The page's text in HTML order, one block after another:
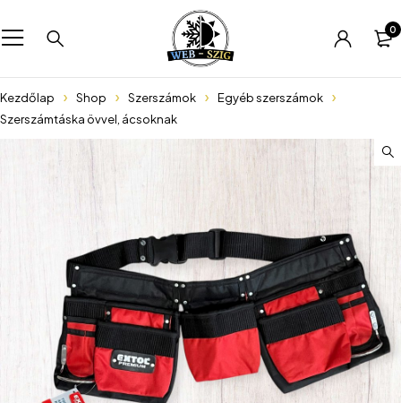
0
Kezdőlap Shop Szerszámok
Egyéb szerszámok
Szerszámtáska övvel, ácsoknak